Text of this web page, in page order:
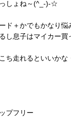
しょね～(^_-)-☆
ド＋かでもかなり悩
し息子はマイカー
ち走れるといいかな
プフリー